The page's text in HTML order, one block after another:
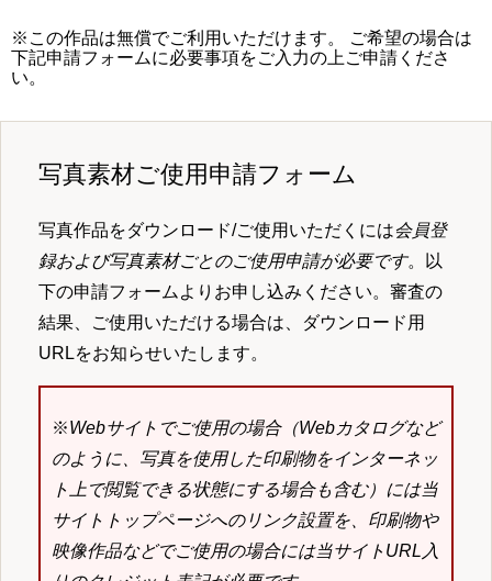
※この作品は無償でご利用いただけます。 ご希望の場合は
下記申請フォームに必要事項をご入力の上ご申請くださ
い。
写真素材ご使用申請フォーム
写真作品をダウンロード/ご使用いただくには会員登
録および写真素材ごとのご使用申請が必要です。以
下の申請フォームよりお申し込みください。審査の
結果、ご使用いただける場合は、ダウンロード用
URLをお知らせいたします。
※Webサイトでご使用の場合（Webカタログなど
のように、写真を使用した印刷物をインターネッ
ト上で閲覧できる状態にする場合も含む）には当
サイトトップページへのリンク設置を、印刷物や
映像作品などでご使用の場合には当サイトURL入